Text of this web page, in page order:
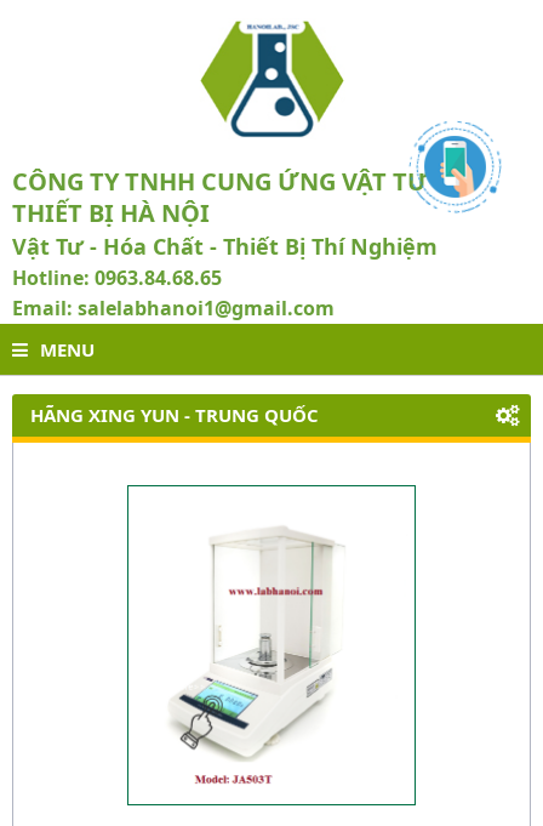
CÔNG TY TNHH CUNG ỨNG VẬT TƯ VÀ
THIẾT BỊ HÀ NỘI
Vật Tư - Hóa Chất - Thiết Bị Thí Nghiệm
Hotline: 0963.84.68.65
Email: salelabhanoi1@gmail.com
MENU
HÃNG XING YUN - TRUNG QUỐC